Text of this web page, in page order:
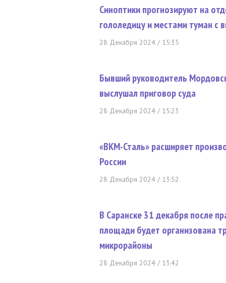
Синоптики прогнозируют на
гололедицу и местами туман с
28 Декабря 2024 / 15:35
Бывший руководитель
выслушал приговор суда
28 Декабря 2024 / 15:23
«ВКМ-Сталь» расширяет
России
28 Декабря 2024 / 13:52
В Саранске 31 декабря после
площади будет организована
микрорайоны
28 Декабря 2024 / 13:42